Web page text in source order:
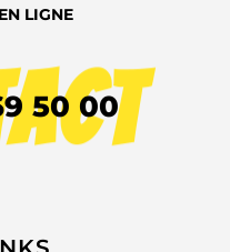
LIGNE
50 00